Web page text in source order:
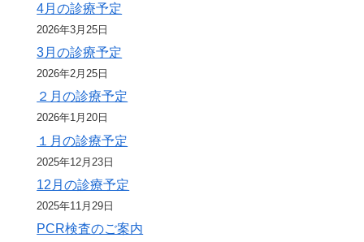
4月の診療予定
2026年3月25日
3月の診療予定
2026年2月25日
２月の診療予定
2026年1月20日
１月の診療予定
2025年12月23日
12月の診療予定
2025年11月29日
PCR検査のご案内